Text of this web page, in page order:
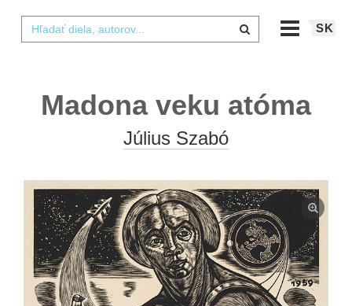
SK
Madona veku atóma
Július Szabó